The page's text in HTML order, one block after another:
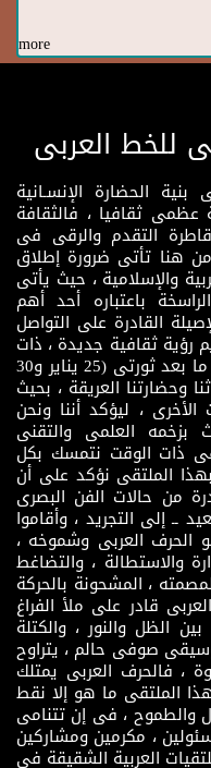
more
للخط العربى
الحضارة الإنسـانية
عظمى ثقافيا ، فالثقافة
التقدم والرقى فى
هنا تأتى ضرورة إطلاق
والإسلامية ، حيث يأتى
باعتباره أحد أهم
القادرة على التواصل
رؤية ثقافية جديدة ، ذات
مضمون ثقافى قادر على إثراء مرحلة ما بعد ثورتى (25 يناير و30
وحضارتنا العريقة ، بحيث
الأخرى ، ليؤكد أننا ونحن
بزخمه العلمى والتقنى
ذات الوقت نتمسك بكل
بهذا الملتقى نؤكد على أن
من حالات الفن البصرى
ــ إلى التجريد ، وأقاموا
الحرف العربى وشموخه ،
والاستطالة ، والتضاغط
، المشحونة بالحركة
قادر على ملأ الفراغ
الظل والنور ، والكتلة
صوفى حالم ، يتراوح
، فالحرف العربى يمتلك
الملتقى ما هو إلا نقط
والطموح ، فى إن تتنامى
، مكرمين ومشاركين
العربية الشقيقة فى